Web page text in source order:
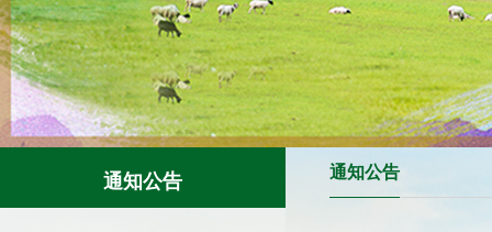
通知公告 通知公告